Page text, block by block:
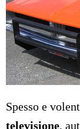
Spesso e
televisione,